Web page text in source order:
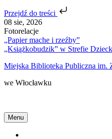
Przejdź do treści
Skip
to
content
08 sie, 2026
Fotorelacje
„Papier mache i rzeźby”
„Książkobudzik” w Strefie
Miejska Biblioteka Publiczna im.
we Włocławku
Menu